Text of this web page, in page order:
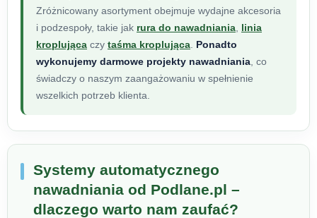
Zróżnicowany asortyment obejmuje wydajne akcesoria
i podzespoły, takie jak rura do nawadniania linia
kroplująca czy taśma kroplująca Ponadto
wykonujemy darmowe projekty nawadniania , co
świadczy o naszym zaangażowaniu w spełnienie
wszelkich potrzeb klienta.
Systemy automatycznego
nawadniania od Podlane.pl –
dlaczego warto nam zaufać?